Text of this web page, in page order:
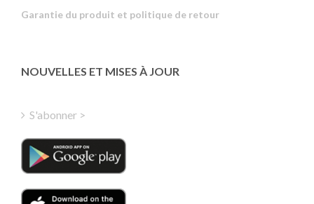
Garantie du produit et politique de retour
NOUVELLES ET MISES À JOUR
S'abonner >